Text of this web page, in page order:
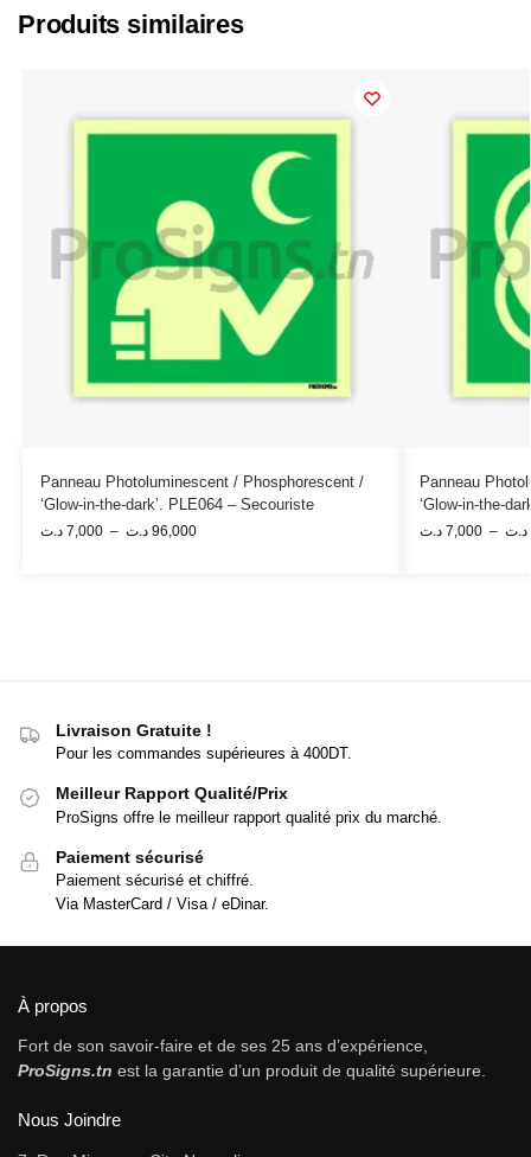
Produits similaires
Panneau Photoluminescent / Phosphorescent /
‘Glow-in-the-dark’. PLE064 – Secouriste
7,000 د.ت – 96,000 د.ت
Panneau
‘Glow-in-the-
7,000 د.ت – د.ت
Livraison Gratuite !
Pour les commandes supérieures à 400DT.
Meilleur Rapport Qualité/Prix
ProSigns offre le meilleur rapport qualité prix du marché.
Paiement sécurisé
Paiement sécurisé et chiffré.
Via MasterCard / Visa / eDinar.
À propos
Fort de son savoir-faire et de ses 25 ans d’expérience,
ProSigns.tn est la garantie d’un produit de qualité supérieure.
Nous Joindre